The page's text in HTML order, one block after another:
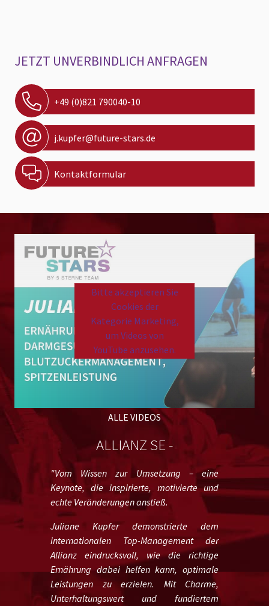
JETZT UNVERBINDLICH ANFRAGEN
+49 (0)821 790040-10
j.kupfer@future-stars.de
Kontaktformular
Bitte akzeptieren Sie
Cookies der
Kategorie Marketing,
um Videos von
YouTube anzusehen.
Pleaseaccept marketing cookies
to view this YouTube
ALLE VIDEOS
ALLIANZ SE -
"Vom Wissen zur Umsetzung – eine
Keynote, die inspirierte, motivierte und
echte Veränderungen anstieß.
Juliane Kupfer demonstrierte dem
internationalen Top-Management der
Allianz eindrucksvoll, wie die richtige
Ernährung dabei helfen kann, optimale
Leistungen zu erzielen. Mit Charme,
Unterhaltungswert und fundiertem